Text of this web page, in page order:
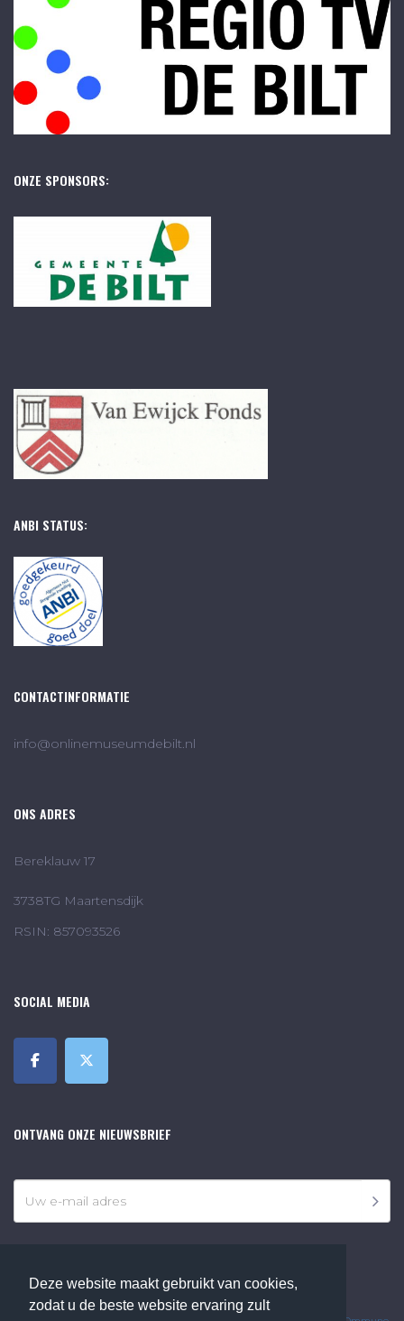
Deze website maakt gebruikt van cookies,
zodat u de beste website ervaring zult
ONZE SPONSORS:
ANBI STATUS:
CONTACTINFORMATIE
info@onlinemuseumdebilt.nl
ONS ADRES
Bereklauw 17
3738TG Maartensdijk
RSIN: 857093526
SOCIAL MEDIA
ONTVANG ONZE NIEUWSBRIEF
©2018 Online Museum de Bilt. Alle rechten voorbehouden.